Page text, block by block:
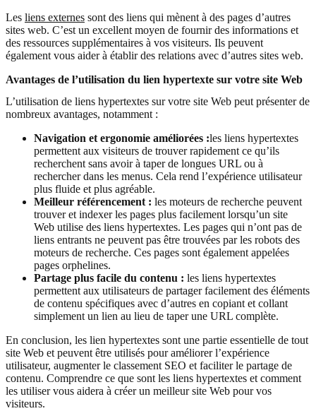
Les liens externes sont des liens qui mènent à des pages d’autres
sites web. C’est un excellent moyen de fournir des informations et
des ressources supplémentaires à vos visiteurs. Ils peuvent
également vous aider à établir des relations avec d’autres sites web.
Avantages de l’utilisation du lien hypertexte sur votre site Web
L’utilisation de liens hypertextes sur votre site Web peut présenter de
nombreux avantages, notamment :
Navigation et ergonomie améliorées :les liens hypertextes
permettent aux visiteurs de trouver rapidement ce qu’ils
recherchent sans avoir à taper de longues URL ou à
rechercher dans les menus. Cela rend l’expérience utilisateur
plus fluide et plus agréable.
Meilleur référencement : les moteurs de recherche peuvent
trouver et indexer les pages plus facilement lorsqu’un site
Web utilise des liens hypertextes. Les pages qui n’ont pas de
liens entrants ne peuvent pas être trouvées par les robots des
moteurs de recherche. Ces pages sont également appelées
pages orphelines.
Partage plus facile du contenu : les liens hypertextes
permettent aux utilisateurs de partager facilement des éléments
de contenu spécifiques avec d’autres en copiant et collant
simplement un lien au lieu de taper une URL complète.
En conclusion, les lien hypertextes sont une partie essentielle de tout
site Web et peuvent être utilisés pour améliorer l’expérience
utilisateur, augmenter le classement SEO et faciliter le partage de
contenu. Comprendre ce que sont les liens hypertextes et comment
les utiliser vous aidera à créer un meilleur site Web pour vos
visiteurs.